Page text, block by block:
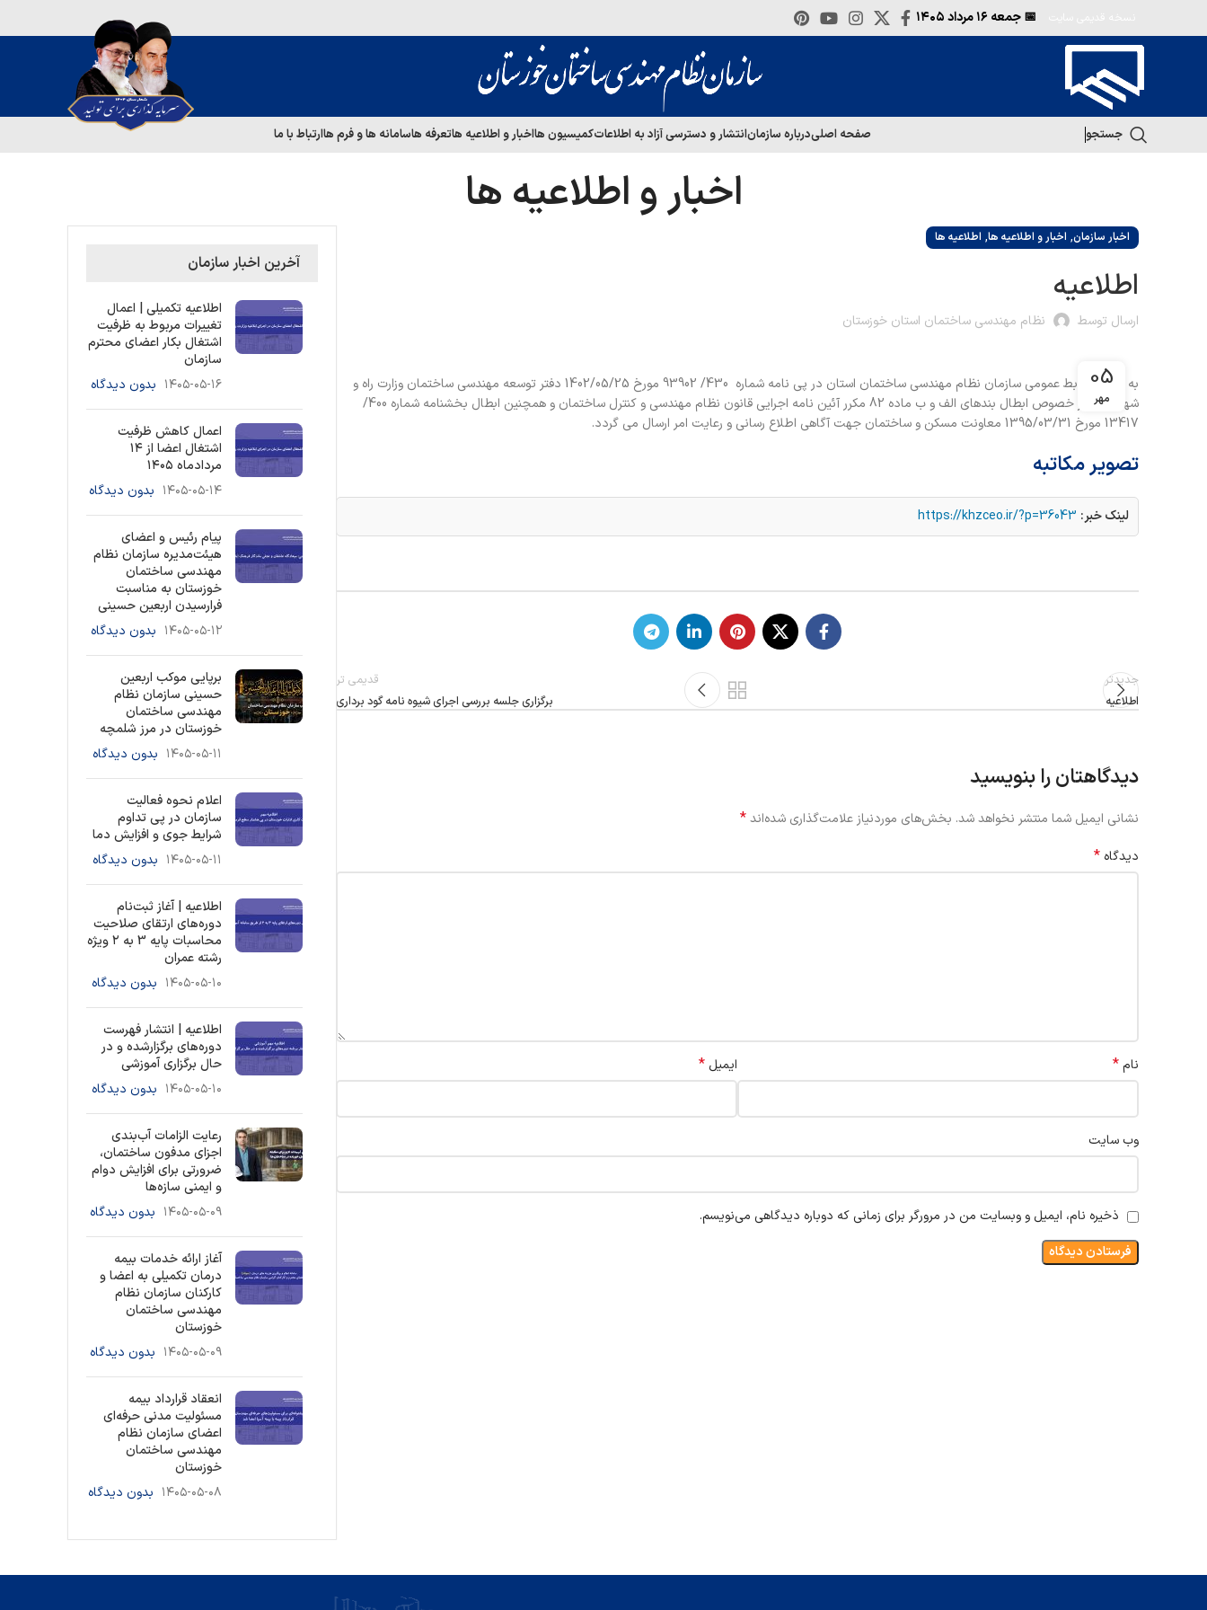
📅 جمعه
جستجو صفحه اصلیدرباره سازمانانتشار و دسترسی آزاد به اطلاعاتکمیسیون هااخبار و اطلاعیه هاتعرفه هاسامانه ها و فرم هاارتباط با ما
اخبار و اطلاعیه ها
اخبار سازمان, اخبار و اطلاعیه ها, اطلاعیه ها
اطلاعیه
ارسال توسط نظام مهندسی ساختمان استان خوزستان
05
مهر
به گزارش روابط عمومی سازمان نظام مهندسی ساختمان استان در پی نامه شماره 430/ 93902 مورخ 1402/05/25 دفتر توسعه مهندسی ساختمان وزارت راه و
شهرسازی در خصوص ابطال بندهای الف و ب ماده 82 مکرر آئین نامه اجرایی قانون نظام مهندسی و کنترل ساختمان و همچنین ابطال بخشنامه شماره 400/
13417 مورخ 1395/03/31 معاونت مسکن و ساختمان جهت آگاهی اطلاع رسانی و رعایت امر ارسال می گردد.
تصویر مکاتبه
لینک خبر: https://khzceo.ir/?p=36043
جدیدتر
اطلاعیه
قدیمی تر
برگزاری جلسه بررسی اجرای شیوه نامه گود برداری
دیدگاهتان را بنویسید
نشانی ایمیل شما منتشر نخواهد شد. بخش‌های موردنیاز علامت‌گذاری شده‌اند*
دیدگاه *
نام* ایمیل *
وب‌ سایت
ذخیره نام، ایمیل و وبسایت من در مرورگر برای زمانی که دوباره دیدگاهی می‌نویسم.
آخرین اخبار سازمان
اطلاعیه تکمیلی | اعمال
تغییرات مربوط به ظرفیت
اشتغال بکار اعضای محترم
سازمان
۱۴۰۵-۰۵-۱۶ بدون دیدگاه
اعمال کاهش ظرفیت
اشتغال اعضا از ۱۴
مردادماه ۱۴۰۵
۱۴۰۵-۰۵-۱۴ بدون دیدگاه
پیام رئیس و اعضای
هیئت‌مدیره سازمان نظام
مهندسی ساختمان
خوزستان به مناسبت
فرارسیدن اربعین حسینی
۱۴۰۵-۰۵-۱۲ بدون دیدگاه
برپایی موکب اربعین
حسینی سازمان نظام
مهندسی ساختمان
خوزستان در مرز شلمچه
۱۴۰۵-۰۵-۱۱ بدون دیدگاه
اعلام نحوه فعالیت
سازمان در پی تداوم
شرایط جوی و افزایش دما
۱۴۰۵-۰۵-۱۱ بدون دیدگاه
اطلاعیه | آغاز ثبت‌نام
دوره‌های ارتقای صلاحیت
محاسبات پایه 3 به ۲ ویژه
رشته عمران
۱۴۰۵-۰۵-۱۰ بدون دیدگاه
اطلاعیه | انتشار فهرست
دوره‌های برگزارشده و در
حال برگزاری آموزشی
۱۴۰۵-۰۵-۱۰ بدون دیدگاه
رعایت الزامات آب‌بندی
اجزای مدفون ساختمان،
ضرورتی برای افزایش دوام
و ایمنی سازه‌ها
۱۴۰۵-۰۵-۰۹ بدون دیدگاه
آغاز ارائه خدمات بیمه
درمان تکمیلی به اعضا و
کارکنان سازمان نظام
مهندسی ساختمان
خوزستان
۱۴۰۵-۰۵-۰۹ بدون دیدگاه
انعقاد قرارداد بیمه
مسئولیت مدنی حرفه‌ای
اعضای سازمان نظام
مهندسی ساختمان
خوزستان
۱۴۰۵-۰۵-۰۸ بدون دیدگاه